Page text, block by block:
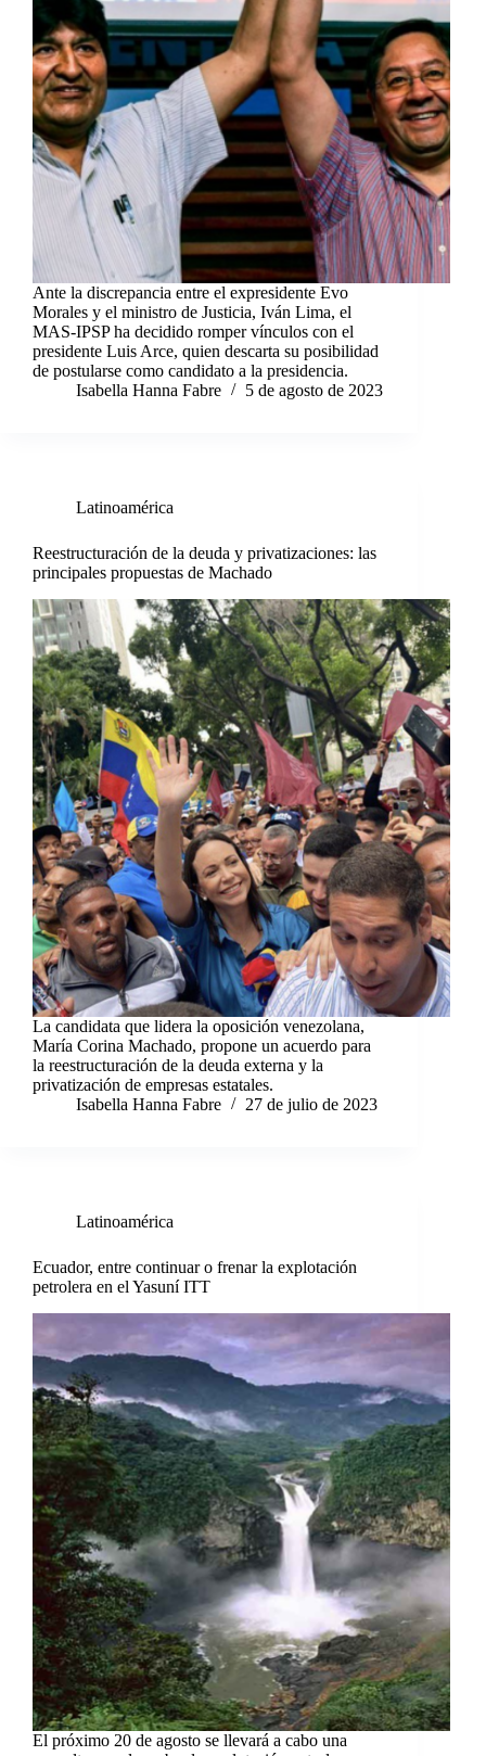
Ante la discrepancia entre el expresidente Evo
Morales y el ministro de Justicia, Iván Lima, el
MAS-IPSP ha decidido romper vínculos con el
presidente Luis Arce, quien descarta su posibilidad
de postularse como candidato a la presidencia.
Isabella Hanna Fabre
5 de agosto de 2023
Latinoamérica
Reestructuración de la deuda y privatizaciones: las
principales propuestas de Machado
La candidata que lidera la oposición venezolana,
María Corina Machado, propone un acuerdo para
la reestructuración de la deuda externa y la
privatización de empresas estatales.
Isabella Hanna Fabre
27 de julio de 2023
Latinoamérica
Ecuador, entre continuar o frenar la explotación
petrolera en el Yasuní ITT
El próximo 20 de agosto se llevará a cabo una